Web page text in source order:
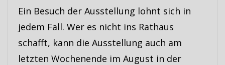
Ein Besuch der Ausstellung lohnt sich in
jedem Fall. Wer es nicht ins Rathaus
schafft, kann die Ausstellung auch am
letzten Wochenende im August in der